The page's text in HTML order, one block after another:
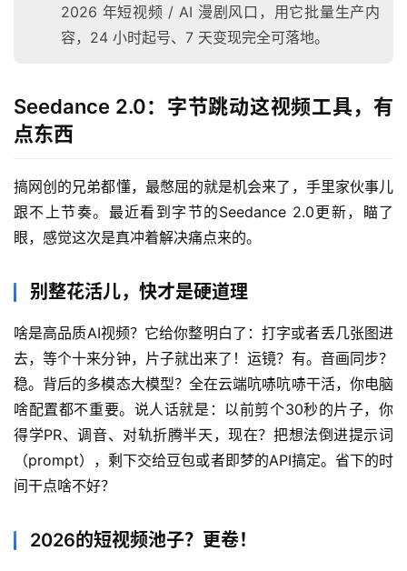
2026 年短视频 / AI 漫剧风口，用它批量生产内
容，24 小时起号、7 天变现完全可落地。
Seedance 2.0：字节跳动这视频工具，有
点东西
搞网创的兄弟都懂，最憋屈的就是机会来了，手里家伙事儿
跟不上节奏。最近看到字节的Seedance 2.0更新，瞄了
眼，感觉这次是真冲着解决痛点来的。
别整花活儿，快才是硬道理
啥是高品质AI视频？它给你整明白了：打字或者丢几张图进
去，等个十来分钟，片子就出来了！运镜？有。音画同步？
稳。背后的多模态大模型？全在云端吭哧吭哧干活，你电脑
啥配置都不重要。说人话就是：以前剪个30秒的片子，你
得学PR、调音、对轨折腾半天，现在？把想法倒进提示词
（prompt），剩下交给豆包或者即梦的API搞定。省下的时
间干点啥不好？
2026的短视频池子？更卷！